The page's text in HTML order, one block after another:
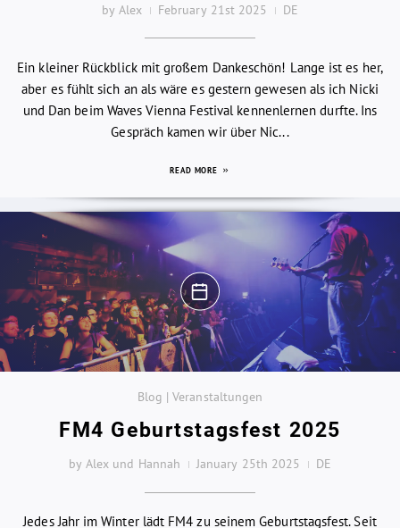
by Alex February 21st 2025 DE
Ein kleiner Rückblick mit großem Dankeschön! Lange ist es her,
aber es fühlt sich an als wäre es gestern gewesen als ich Nicki
und Dan beim Waves Vienna Festival kennenlernen durfte. Ins
Gespräch kamen wir über Nic...
READ MORE
Blog | Veranstaltungen
FM4 Geburtstagsfest 2025
by Alex und Hannah January 25th 2025 DE
Jedes Jahr im Winter lädt FM4 zu seinem Geburtstagsfest. Seit